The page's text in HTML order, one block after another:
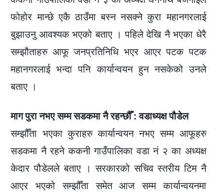
फोहोर मान्छे एकै ठाउँमा बस्न नसक्ने कुरा महानगरलाई
बुझाउनु आवश्यक भएको बताए । पहिले देखि नै भएका धेरै
सम्झौताहरु आफू जनप्रतिनिधि भएर आएर पटक पटक
महानगरलाई भन्दा पनि कार्यान्वयन हुन नसकेको उनले
बताए ।
माग पुरा नभए सम्म सडकमा नै रहन्छौँ : वडाध्यक्ष पौडेल
सम्झौँता भएका कुराहरु कार्यान्वयन नभए सम्म आफूहरु
सडकमा नै रहने ककनी गाउँपालिका वडा नं २ का अध्यक्ष
केदार पौडेलले बताए । सरकारको सचिव स्तरीय टिम नै
आएर भएको सम्झौँता समेत आज सम्म कार्यान्वयनमा